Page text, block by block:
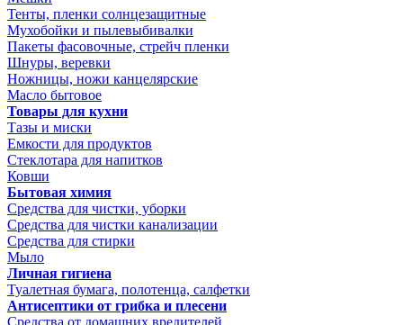
Тенты, пленки солнцезащитные
Мухобойки и пылевыбивалки
Пакеты фасовочные, стрейч пленки
Шнуры, веревки
Ножницы, ножи канцелярские
Масло бытовое
Товары для кухни
Тазы и миски
Емкости для продуктов
Стеклотара для напитков
Ковши
Бытовая химия
Средства для чистки, уборки
Средства для чистки канализации
Средства для стирки
Мыло
Личная гигиена
Туалетная бумага, полотенца, салфетки
Антисептики от грибка и плесени
Средства от домашних вредителей